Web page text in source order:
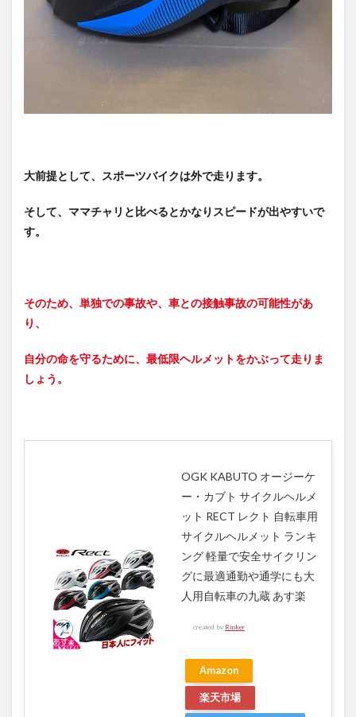
大前提として、スポーツバイクは外で走ります。
そして、ママチャリと比べるとかなりスピードが出やすいで
す。
そのため、単独での事故や、車との接触事故の可能性があ
り、
自分の命を守るために、最低限ヘルメットをかぶって走りま
しょう。
OGK KABUTO オージーケ
ー・カブト サイクルヘルメ
ット RECT レクト 自転車用
サイクルヘルメット ランキ
ング 軽量で安全サイクリン
グに最適通勤や通学にも大
人用自転車の九蔵 あす楽
created by Rinker
Amazon
楽天市場